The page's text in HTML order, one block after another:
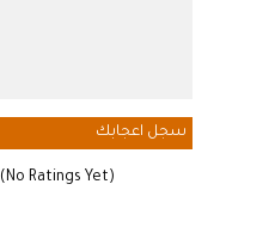
سجل اعجابك
(No Ratings Yet)